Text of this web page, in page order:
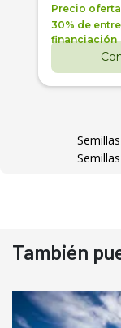
Precio
30% de
financiación
También